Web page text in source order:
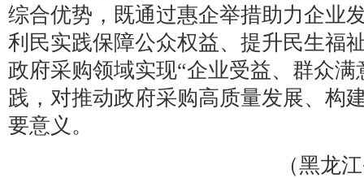
综合优势，既通过惠企举措助力企业
利民实践保障公众权益、提升民生福
政府采购领域实现“企业受益、群众
践，对推动政府采购高质量发展、构
要意义。
（黑龙